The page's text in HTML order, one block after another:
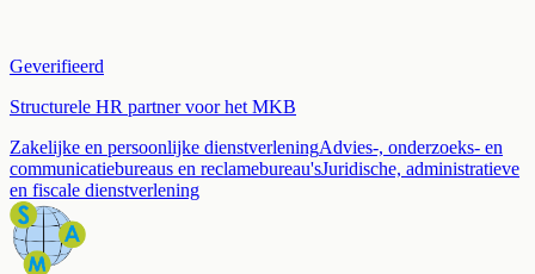
Geverifieerd
Structurele HR partner voor het MKB
Zakelijke en persoonlijke dienstverleningAdvies-, onderzoeks- en
communicatiebureaus en reclamebureau'sJuridische, administratieve
en fiscale dienstverlening